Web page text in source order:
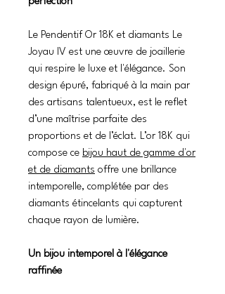
Le Pendentif Or 18K et diamants Le
Joyau IV est une œuvre de joaillerie
qui respire le luxe et l'élégance. Son
design épuré, fabriqué à la main par
des artisans talentueux, est le reflet
d’une maîtrise parfaite des
proportions et de l’éclat. L’or 18K qui
compose ce bijou haut de gamme d'or
et de diamants offre une brillance
intemporelle, complétée par des
diamants étincelants qui capturent
chaque rayon de lumière.
Un bijou intemporel à l'élégance
raffinée